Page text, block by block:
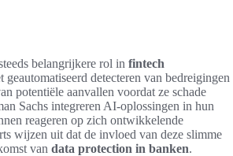
belangrijkere rol in fintech
detecteren van bedreigingen
potentiële aanvallen voordat ze schade
Sachs integreren AI-oplossingen in hun
reageren op zich ontwikkelende
wijzen uit dat de invloed van deze slimme
van data protection in banken.